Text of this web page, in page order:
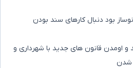
نوساز بود دنبال کارهای سند بودن
و اومدن قانون های جدید با شهرداری و
شدن